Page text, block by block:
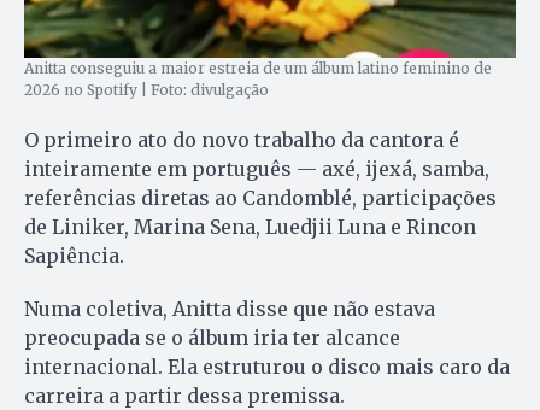
Anitta conseguiu a maior estreia de um álbum latino feminino de
2026 no Spotify | Foto: divulgação
O primeiro ato do novo trabalho da cantora é
inteiramente em português — axé, ijexá, samba,
referências diretas ao Candomblé, participações
de Liniker, Marina Sena, Luedjii Luna e Rincon
Sapiência.
Numa coletiva, Anitta disse que não estava
preocupada se o álbum iria ter alcance
internacional. Ela estruturou o disco mais caro da
carreira a partir dessa premissa.